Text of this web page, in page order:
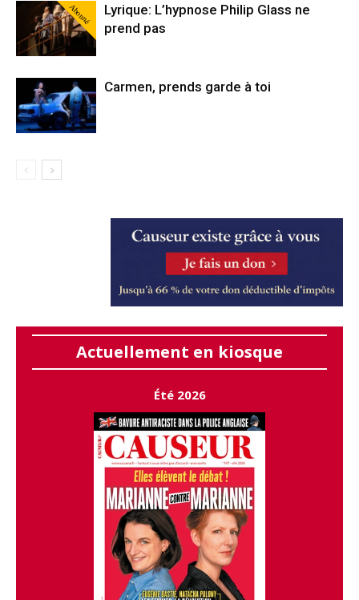
Abonné
Lyrique: L’hypnose Philip Glass ne
prend pas
Carmen, prends garde à toi
Actuellement en kiosque
Été 2026